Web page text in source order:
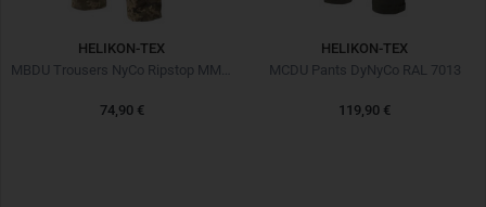
HELIKON-TEX
MBDU Trousers NyCo Ripstop MM14
74,90 €
HELIKON-TEX
MCDU Pants DyNyCo RAL 7013
119,90 €